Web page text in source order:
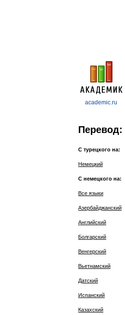
academic.ru
Перевод:
С турецкого на:
Немецкий
С немецкого на:
Все языки
Азербайджанский
Английский
Болгарский
Венгерский
Вьетнамский
Датский
Испанский
Казахский